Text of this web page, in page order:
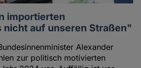
importierten
nicht auf unseren Straßen"
Alexander
zur politisch motivierten